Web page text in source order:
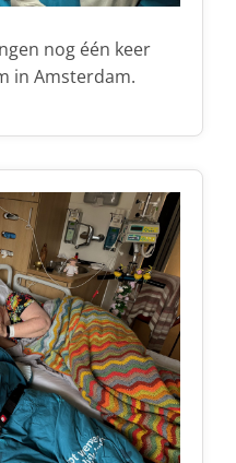
nog één keer
in Amsterdam.